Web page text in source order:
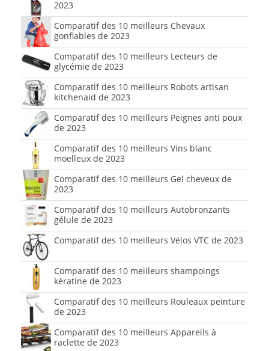
2023
Comparatif des 10 meilleurs Chevaux
gonflables de 2023
Comparatif des 10 meilleurs Lecteurs de
glycémie de 2023
Comparatif des 10 meilleurs Robots artisan
kitchenaid de 2023
Comparatif des 10 meilleurs Peignes anti poux
de 2023
Comparatif des 10 meilleurs Vins blanc
moelleux de 2023
Comparatif des 10 meilleurs Gel cheveux de
2023
Comparatif des 10 meilleurs Autobronzants
gélule de 2023
Comparatif des 10 meilleurs Vélos VTC de 2023
Comparatif des 10 meilleurs shampoings
kératine de 2023
Comparatif des 10 meilleurs Rouleaux peinture
de 2023
Comparatif des 10 meilleurs Appareils à
raclette de 2023